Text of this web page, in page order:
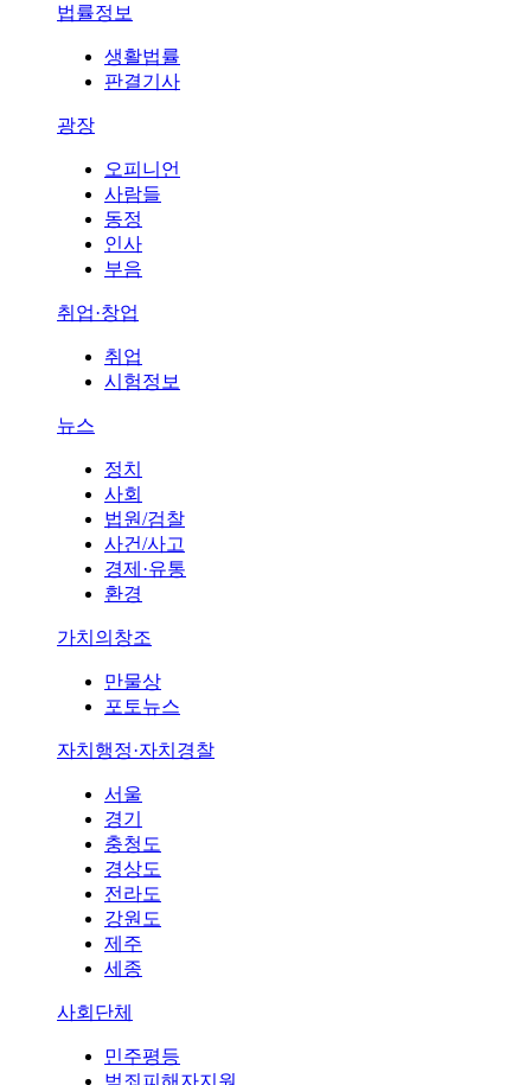
법률정보
생활법률
판결기사
광장
오피니언
사람들
동정
인사
부음
취업·창업
취업
시험정보
뉴스
정치
사회
법원/검찰
사건/사고
경제·유통
환경
가치의창조
만물상
포토뉴스
자치행정·자치경찰
서울
경기
충청도
경상도
전라도
강원도
제주
세종
사회단체
민주평등
범죄피해자지원